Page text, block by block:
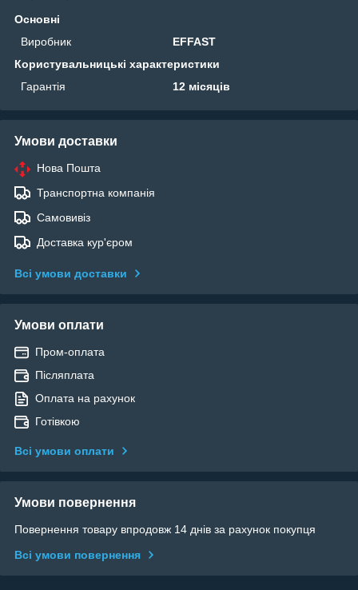
Основні
Виробник
EFFAST
Користувальницькі характеристики
Гарантія
12 місяців
Умови доставки
Нова Пошта
Транспортна компанія
Самовивіз
Доставка кур'єром
Всі умови доставки
Умови оплати
Пром-оплата
Післяплата
Оплата на рахунок
Готівкою
Всі умови оплати
Умови повернення
Повернення товару впродовж 14 днів за рахунок покупця
Всі умови повернення